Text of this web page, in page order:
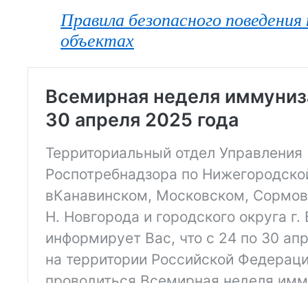
Правила безопасного
объектах